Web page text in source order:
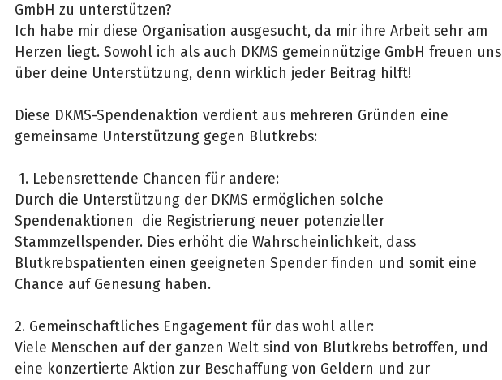
GmbH zu unterstützen?
Ich habe mir diese Organisation ausgesucht, da mir ihre Arbeit sehr am
Herzen liegt. Sowohl ich als auch DKMS gemeinnützige GmbH freuen uns
über deine Unterstützung, denn wirklich jeder Beitrag hilft!
Diese DKMS-Spendenaktion verdient aus mehreren Gründen eine
gemeinsame Unterstützung gegen Blutkrebs:
1. Lebensrettende Chancen für andere:
Durch die Unterstützung der DKMS ermöglichen solche
Spendenaktionen die Registrierung neuer potenzieller
Stammzellspender. Dies erhöht die Wahrscheinlichkeit, dass
Blutkrebspatienten einen geeigneten Spender finden und somit eine
Chance auf Genesung haben.
2. Gemeinschaftliches Engagement für das wohl aller:
Viele Menschen auf der ganzen Welt sind von Blutkrebs betroffen, und
eine konzertierte Aktion zur Beschaffung von Geldern und zur